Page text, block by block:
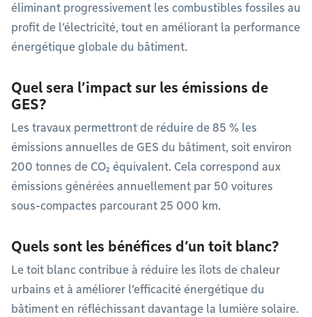
éliminant progressivement les combustibles fossiles au
profit de l’électricité, tout en améliorant la performance
énergétique globale du bâtiment.
Quel sera l’impact sur les émissions de
GES?
Les travaux permettront de réduire de 85 % les
émissions annuelles de GES du bâtiment, soit environ
200 tonnes de CO₂ équivalent. Cela correspond aux
émissions générées annuellement par 50 voitures
sous-compactes parcourant 25 000 km.
Quels sont les bénéfices d’un toit blanc?
Le toit blanc contribue à réduire les îlots de chaleur
urbains et à améliorer l’efficacité énergétique du
bâtiment en réfléchissant davantage la lumière solaire.